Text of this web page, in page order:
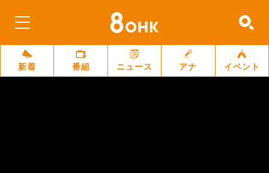
新着 番組 ニュース アナ イベント